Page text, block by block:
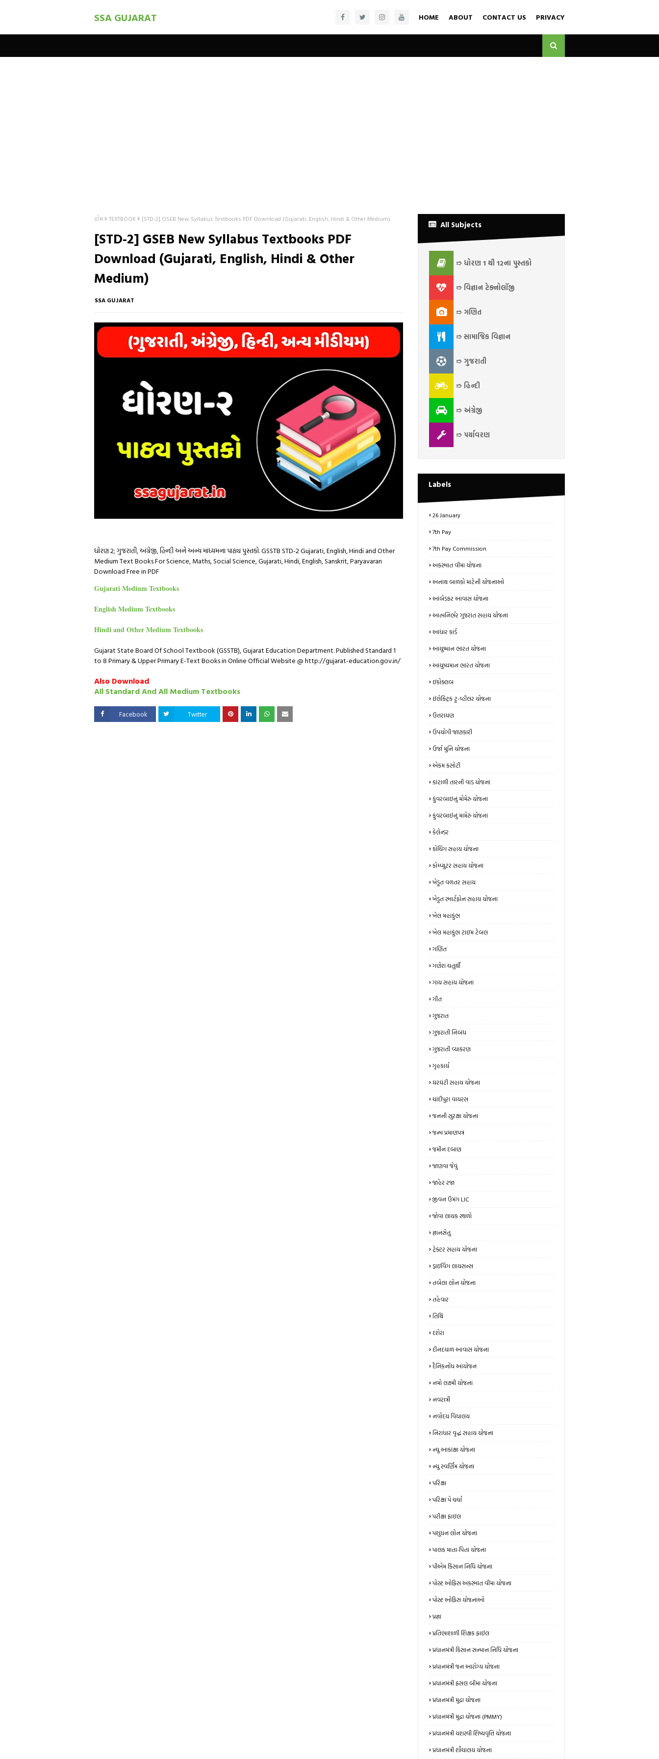
SSA GUJARAT HOME ABOUT CONTACT US PRIVACY
હોમ TEXTBOOK [STD-2] GSEB New Syllabus Textbooks PDF Download (Gujarati, English, Hindi & Other Medium)
[STD-2] GSEB New Syllabus Textbooks PDF
Download (Gujarati, English, Hindi & Other
Medium)
SSA GUJARAT
ધોરણ 2; ગુજરાતી, અંગ્રેજી, હિન્દી અને અન્ય માધ્યમના પાઠ્ય પુસ્તકો. GSSTB STD-2 Gujarati, English, Hindi and Other
Medium Text Books For Science, Maths, Social Science, Gujarati, Hindi, English, Sanskrit, Paryavaran
Download Free in PDF
Gujarati Medium Textbooks
English Medium Textbooks
Hindi and Other Medium Textbooks
Gujarat State Board Of School Textbook (GSSTB), Gujarat Education Department. Published Standard 1
to 8 Primary & Upper Primary E-Text Books in Online Official Website @ http://gujarat-education.gov.in/
Also Download
All Standard And All Medium Textbooks
Facebook Twitter
All Subjects
➱ ધોરણ 1 થી 12ના પુસ્તકો
➱ વિજ્ઞાન ટેક્નોલૉજી
➱ ગણિત
➱ સામાજિક વિજ્ઞાન
➱ ગુજરાતી
➱ હિન્દી
➱ અંગ્રેજી
➱ પર્યાવરણ
Labels
26 January
7th Pay
7th Pay Commission
અકસ્માત વીમા યોજના
અનાથ બાળકો માટેની યોજનાઓ
આંબેડકર આવાસ યોજના
આત્મનિર્ભર ગુજરાત સહાય યોજના
આધાર કાર્ડ
આયુષ્માન ભારત યોજના
આયુષ્યમાન ભારત યોજના
ઇકોક્લબ
ઈલેક્ટ્રિક ટૂ-વ્હીલર યોજના
ઉત્તરાયણ
ઉપયોગી જાણકારી
ઉર્જા મુનિ યોજના
એકમ કસોટી
કાંટાળી તારની વાડ યોજના
કુંવરબાઇનું મોમેરું યોજના
કુંવરબાઈનું મામેરું યોજના
કેલેન્ડર
કોચિંગ સહાય યોજના
કોમ્પ્યુટર સહાય યોજના
ખેડૂત વળતર સહાય
ખેડૂત સ્માર્ટફોન સહાય યોજના
ખેલ મહાકુંભ
ખેલ મહાકુંભ ટાઇમ ટેબલ
ગણિત
ગણેશ ચતુર્થી
ગાય સહાય યોજના
ગીત
ગુજરાત
ગુજરાતી નિબંધ
ગુજરાતી વ્યાકરણ
ગૃહકાર્ય
ઘરઘંટી સહાય યોજના
ચાંદીપુરા વાયરસ
જનની સુરક્ષા યોજના
જન્મ પ્રમાણપત્ર
જમીન દબાણ
જાણવા જેવું
જાહેર રજા
જીવન ઉમંગ LIC
જોવા લાયક સ્થળો
જ્ઞાનસેતુ
ટ્રેક્ટર સહાય યોજના
ડ્રાઇવિંગ લાયસન્સ
તબેલા લોન યોજના
તહેવાર
તિથિ
દશેરા
દીનદયાળ આવાસ યોજના
દૈનિકનોંધ આયોજન
નમો લક્ષ્મી યોજના
નવરાત્રી
નવોદય વિદ્યાલય
નિરાધાર વૃદ્ધ સહાય યોજના
ન્‍યુ આકાંક્ષા યોજના
ન્યુ સ્‍વર્ણિમ યોજના
પરિક્ષા
પરિક્ષા પે ચર્ચા
પરીક્ષા ફાઇલ
પશુધન લોન યોજના
પાલક માતા-પિતા યોજના
પીએમ કિસાન નિધિ યોજના
પોસ્ટ ઓફિસ અકસ્માત વીમા યોજના
પોસ્ટ ઓફિસ યોજનાઓ
પ્રજ્ઞા
પ્રતિભાશાળી શિક્ષક ફાઈલ
પ્રધાનમંત્રી કિસાન સન્માન નિધિ યોજના
પ્રધાનમંત્રી જન આરોગ્ય યોજના
પ્રધાનમંત્રી ફસલ બીમા યોજના
પ્રધાનમંત્રી મુદ્રા યોજના
પ્રધાનમંત્રી મુદ્રા યોજના (PMMY)
પ્રધાનમંત્રી યશસ્વી શિષ્યવૃત્તિ યોજના
પ્રધાનમંત્રી શૌચાલય યોજના